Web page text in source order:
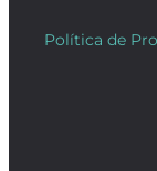
Política de